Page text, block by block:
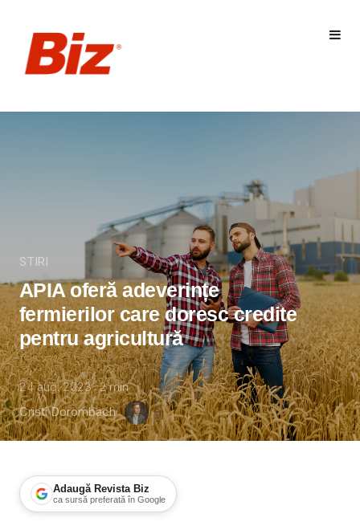
STIRI
APIA oferă adeverințe
fermierilor care doresc credite
pentru agricultură
24 aug. 2023 2min
Cristi Dorombach
Adaugă Revista Biz
ca sursă preferată în Google